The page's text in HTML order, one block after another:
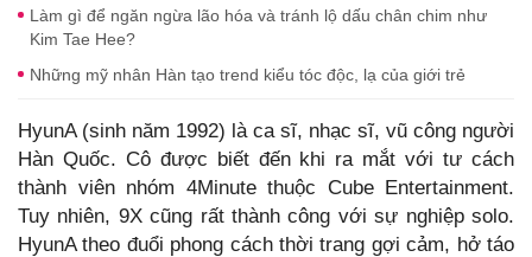
Làm gì để ngăn ngừa lão hóa và tránh lộ dấu chân chim như
Kim Tae Hee?
Những mỹ nhân Hàn tạo trend kiểu tóc độc, lạ của giới trẻ
HyunA (sinh năm 1992) là ca sĩ, nhạc sĩ, vũ công người
Hàn Quốc. Cô được biết đến khi ra mắt với tư cách
thành viên nhóm 4Minute thuộc Cube Entertainment.
Tuy nhiên, 9X cũng rất thành công với sự nghiệp solo.
HyunA theo đuổi phong cách thời trang gợi cảm, hở táo